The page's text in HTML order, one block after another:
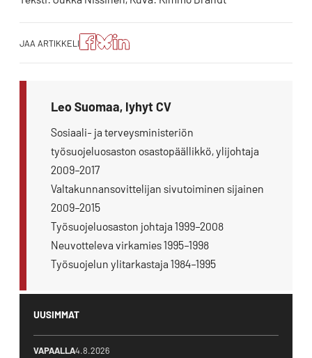
JAA ARTIKKELI
Jaa
artikkeli
Facebookissa
Jaa
artikkeli
Blueskyssa
Jako:
Jaa
artikkeli
Leo Suomaa, lyhyt CV
Sosiaali- ja terveysministeriön
työsuojeluosaston osastopäällikkö, ylijohtaja
2009–2017
Valtakunnansovittelijan sivutoiminen sijainen
2009–2015
Työsuojeluosaston johtaja 1999–2008
Neuvotteleva virkamies 1995–1998
Työsuojelun ylitarkastaja 1984–1995
UUSIMMAT
VAPAALLA4.8.2026